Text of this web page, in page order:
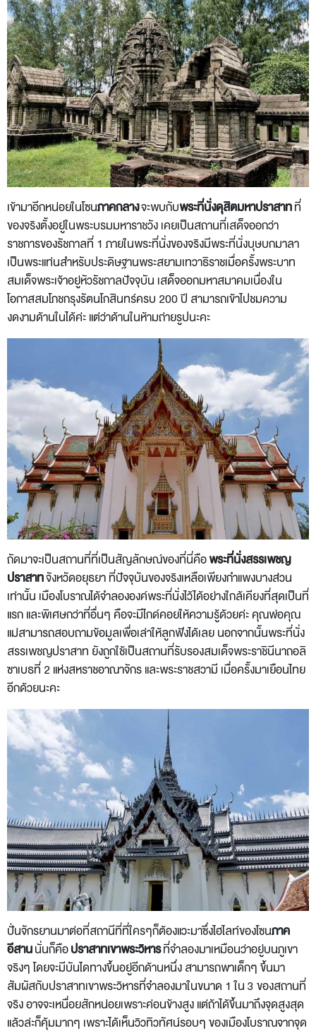
เข้ามาอีกหน่อยในโซนภาคกลางจะพบกับพระที่นั่งดุสิตมหาปราสาทที่
ของจริงตั้งอยู่ในพระบรมมหาราชวัง เคยเป็นสถานที่เสด็จออกว่า
ราชการของรัชกาลที่ 1 ภายในพระที่นั่งของจริงมีพระที่นั่งบุษบกมาลา
เป็นพระแท่นสำหรับประดิษฐานพระสยามเทวาธิราชเมื่อครั้งพระบาท
สมเด็จพระเจ้าอยู่หัวรัชกาลปัจจุบัน เสด็จออกมหาสมาคมเนื่องใน
โอกาสสมโภชกรุงรัตนโกสินทร์ครบ 200 ปี สามารถเข้าไปชมความ
งดงามด้านในได้ค่ะ แต่ว่าด้านในห้ามถ่ายรูปนะคะ
ถัดมาจะเป็นสถานที่ที่เป็นสัญลักษณ์ของที่นี่คือพระที่นั่งสรรเพชญ
ปราสาทจังหวัดอยุธยา ที่ปัจจุบันของจริงเหลือเพียงกำแพงบางส่วน
เท่านั้น เมืองโบราณได้จำลององค์พระที่นั่งไว้ได้อย่างใกล้เคียงที่สุดเป็นที่
แรก และพิเศษกว่าที่อื่นๆ คือจะมีไกด์คอยให้ความรู้ด้วยค่ะ คุณพ่อคุณ
แม่สามารถสอบถามข้อมูลเพื่อเล่าให้ลูกฟังได้เลย นอกจากนั้นพระที่นั่ง
สรรเพชญปราสาท ยังถูกใช้เป็นสถานที่รับรองสมเด็จพระราชินีนาถอลิ
ซาเบธที่ 2 แห่งสหราชอาณาจักร และพระราชสวามี เมื่อครั้งมาเยือนไทย
อีกด้วยนะคะ
ปั่นจักรยานมาต่อที่สถานีที่ที่ใครๆก็ต้องแวะมาซึ่งไฮไลท์ของโซนภาค
อีสานนั่นก็คือปราสาทเขาพระวิหารที่จำลองมาเหมือนว่าอยู่บนภูเขา
จริงๆ โดยจะมีบันไดทางขึ้นอยู่อีกด้านหนึ่ง สามารถพาเด็กๆ ขึ้นมา
สัมผัสกับปราสาทเขาพระวิหารที่จำลองมาในขนาด 1 ใน 3 ของสถานที่
จริง อาจจะเหนื่อยสักหน่อยเพราะค่อนข้างสูง แต่ถ้าได้ขึ้นมาถึงจุดสูงสุด
แล้วล่ะก็คุ้มมากๆ เพราะได้เห็นวิวทิวทัศน์รอบๆ ของเมืองโบราณจากจุด